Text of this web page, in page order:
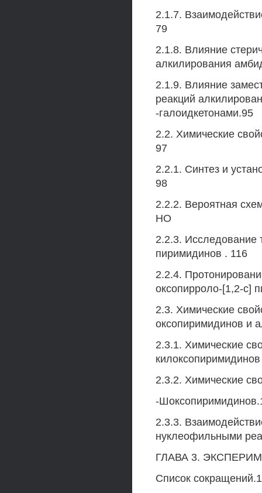
2.1.7.
79
2.1.8. Влияние
алкилирования
2.1.9. Влияние
реакций
-галоидкетонами.95
2.2. Химические
97
2.2.1. Синтез и
98
2.2.2. Вероятная
НО
2.2.3. Исследование
пиримидинов . 116
2.2.4.
оксопирроло-[1,2-с]
2.3. Химические
оксопиримидинов и
2.3.1. Химические
2.3.2. Химические
-
2.3.3.
нуклеофильными
ГЛАВА 3.
Список